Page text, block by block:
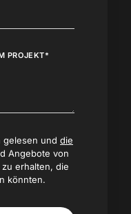
PROJEKT*
gelesen und die
Angebote von
zu erhalten, die
könnten.